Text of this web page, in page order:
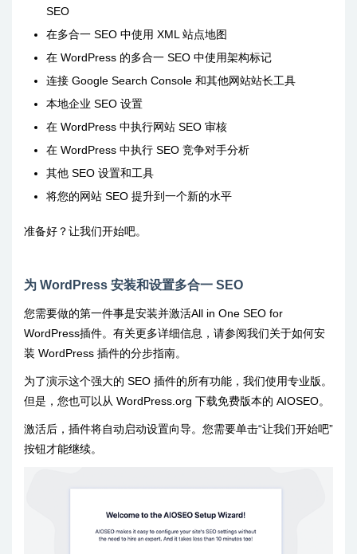
SEO
在多合一 SEO 中使用 XML 站点地图
在 WordPress 的多合一 SEO 中使用架构标记
连接 Google Search Console 和其他网站站长工具
本地企业 SEO 设置
在 WordPress 中执行网站 SEO 审核
在 WordPress 中执行 SEO 竞争对手分析
其他 SEO 设置和工具
将您的网站 SEO 提升到一个新的水平
准备好？让我们开始吧。
为 WordPress 安装和设置多合一 SEO
您需要做的第一件事是安装并激活All in One SEO for
WordPress插件。有关更多详细信息，请参阅我们关于如何安
装 WordPress 插件的分步指南。
为了演示这个强大的 SEO 插件的所有功能，我们使用专业版。
但是，您也可以从 WordPress.org 下载免费版本的 AIOSEO。
激活后，插件将自动启动设置向导。您需要单击“让我们开始吧”
按钮才能继续。